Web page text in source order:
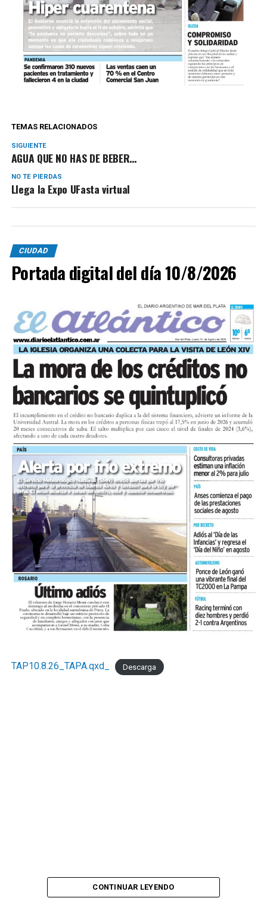
TEMAS RELACIONADOS
SIGUIENTE
AGUA QUE NO HAS DE BEBER…
NO TE PIERDAS
Llega la Expo UFasta virtual
CIUDAD
Portada digital del día 10/8/2026
TAP10.8.26_TAPA.qxd_ Descarga
CONTINUAR LEYENDO